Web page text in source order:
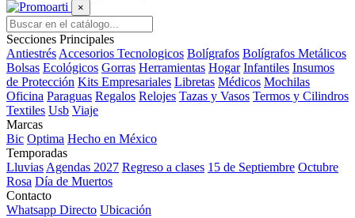
×
Secciones Principales
Antiestrés Accesorios Tecnologicos Bolígrafos Bolígrafos Metálicos
Bolsas Ecológicos Gorras Herramientas Hogar Infantiles Insumos
de Protección Kits Empresariales Libretas Médicos Mochilas
Oficina Paraguas Regalos Relojes Tazas y Vasos Termos y Cilindros
Textiles Usb Viaje
Marcas
Bic Optima Hecho en México
Temporadas
Lluvias Agendas 2027 Regreso a clases 15 de Septiembre Octubre
Rosa Día de Muertos
Contacto
Whatsapp Directo Ubicación